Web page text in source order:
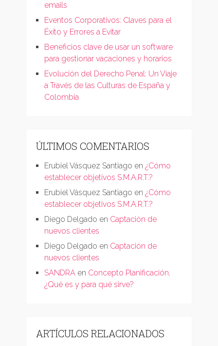
emails
Eventos Corporativos: Claves para el
Éxito y Errores a Evitar
Beneficios clave de usar un software
para gestionar vacaciones y horarios
Evolución del Derecho Penal: Un Viaje
a Través de las Culturas de España y
Colombia
ÚLTIMOS COMENTARIOS
Erubiel Vásquez Santiago en ¿Cómo
establecer objetivos S.M.A.R.T.?
Erubiel Vásquez Santiago en ¿Cómo
establecer objetivos S.M.A.R.T.?
Diego Delgado en Captación de
nuevos clientes
Diego Delgado en Captación de
nuevos clientes
SANDRAen Concepto Planificación,
¿Qué es y para qué sirve?
ARTÍCULOS RELACIONADOS